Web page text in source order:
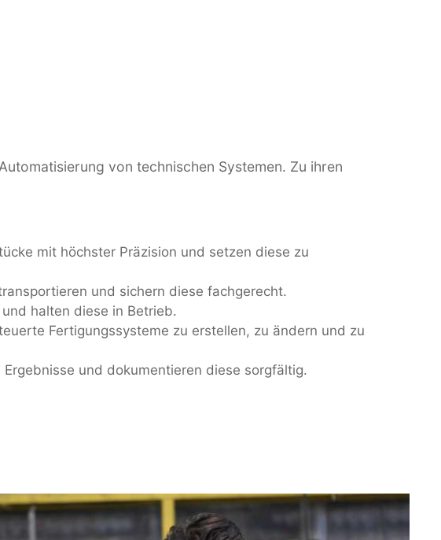
von technischen Systemen. Zu ihren
mit höchster Präzision und setzen diese zu
und sichern diese fachgerecht.
halten diese in Betrieb.
Fertigungssysteme zu erstellen, zu ändern und zu
und dokumentieren diese sorgfältig.